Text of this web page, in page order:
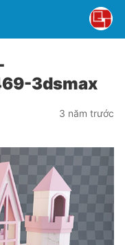
3dsmax
3 năm trước